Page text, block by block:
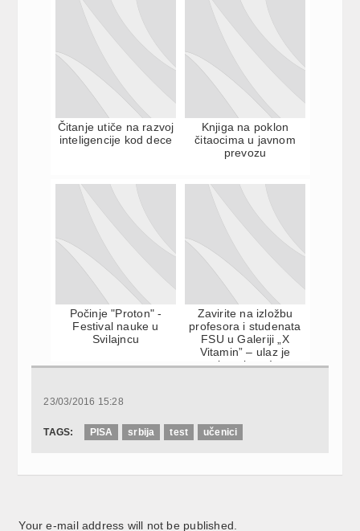
Čitanje utiče na razvoj
inteligencije kod dece
Knjiga na poklon
čitaocima u javnom
prevozu
Počinje "Proton" -
Festival nauke u
Svilajncu
Zavirite na izložbu
profesora i studenata
FSU u Galeriji „X
Vitamin” – ulaz je
besplatan!
23/03/2016 15:28
TAGS: PISA srbija test učenici
Your e-mail address will not be published.